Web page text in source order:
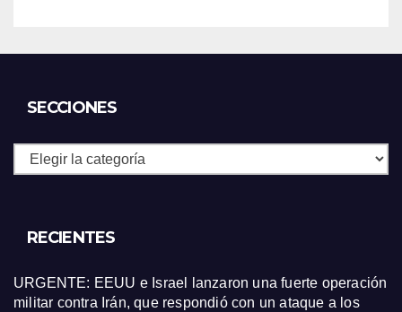
SECCIONES
Secciones
RECIENTES
URGENTE: EEUU e Israel lanzaron una fuerte operación
militar contra Irán, que respondió con un ataque a los